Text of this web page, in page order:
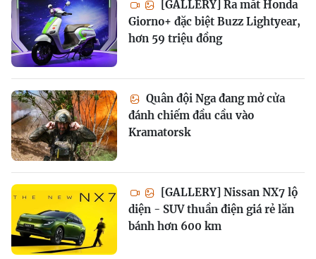
[GALLERY] Ra mắt Honda
Giorno+ đặc biệt Buzz Lightyear,
hơn 59 triệu đồng
Quân đội Nga đang mở cửa
đánh chiếm đầu cầu vào
Kramatorsk
[GALLERY] Nissan NX7 lộ
diện - SUV thuần điện giá rẻ lăn
bánh hơn 600 km